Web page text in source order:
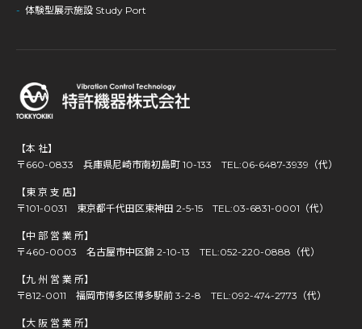
【本 社】
〒660-0833 兵庫県尼崎市南初島町 10-133 TEL:06-6487-3939（代）
【東 京 支 店】
〒101-0031 東京都千代田区東神田 2-5-15 TEL:03-6831-0001（代）
【中 部 営 業 所】
〒460-0003 名古屋市中区錦 2-10-13 TEL:052-220-0888（代）
【九 州 営 業 所】
〒812-0011 福岡市博多区博多駅前 3-2-8 TEL:092-474-2773（代）
【大 阪 営 業 所】
体験型展示施設 Study Port